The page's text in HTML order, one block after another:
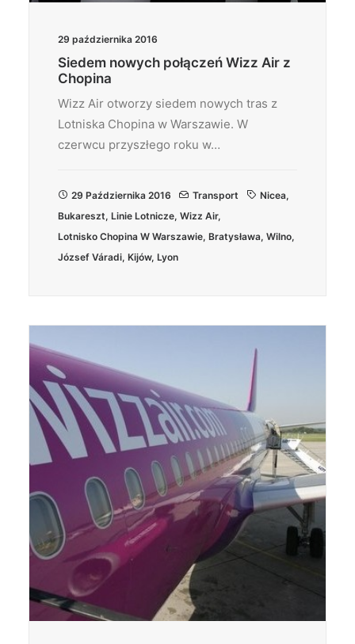
29 października 2016
Siedem nowych połączeń Wizz Air z
Chopina
Wizz Air otworzy siedem nowych tras z
Lotniska Chopina w Warszawie. W
czerwcu przyszłego roku w…
29 Października 2016 Transport Nicea,
Bukareszt, Linie Lotnicze, Wizz Air,
Lotnisko Chopina W Warszawie, Bratysława, Wilno,
József Váradi, Kijów, Lyon